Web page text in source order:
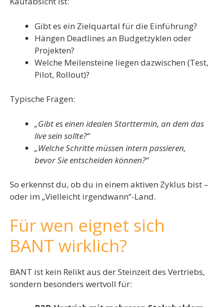
Gibt es ein Zielquartal für die Einführung?
Hängen Deadlines an Budgetzyklen oder
Projekten?
Welche Meilensteine liegen dazwischen (Test,
Pilot, Rollout)?
Typische Fragen:
„Gibt es einen idealen Starttermin, an dem das
live sein sollte?“
„Welche Schritte müssen intern passieren,
bevor Sie entscheiden können?“
So erkennst du, ob du in einem aktiven Zyklus bist –
oder im „Vielleicht irgendwann“-Land.
Für wen eignet sich
BANT wirklich?
BANT ist kein Relikt aus der Steinzeit des Vertriebs,
sondern besonders wertvoll für: